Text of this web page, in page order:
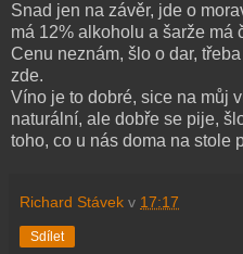
Snad jen na závěr, jde o
má 12% alkoholu a šarže má
Cenu neznám, šlo o dar,
zde.
Víno je to dobré, sice na můj
naturální, ale dobře se pije,
toho, co u nás doma na stole
Richard Stávek v 17:17
Sdílet